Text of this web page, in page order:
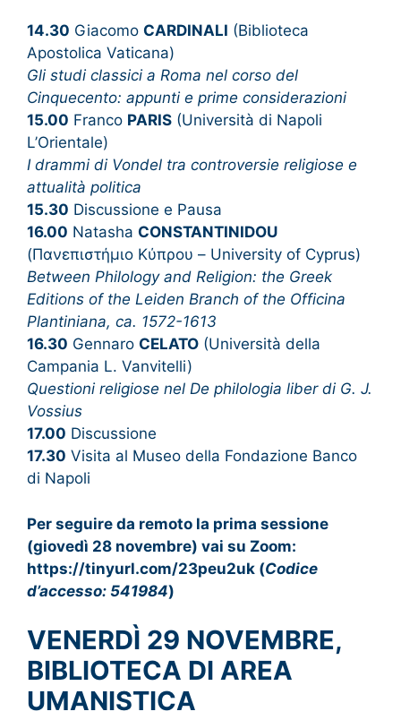
14.30 Giacomo CARDINALI (Biblioteca
Apostolica Vaticana)
Gli studi classici a Roma nel corso del
Cinquecento: appunti e prime considerazioni
15.00 Franco PARIS (Università di Napoli
L’Orientale)
I drammi di Vondel tra controversie religiose e
attualità politica
15.30 Discussione e Pausa
16.00 Natasha CONSTANTINIDOU
(Πανεπιστήμιο Κύπρου – University of Cyprus)
Between Philology and Religion: the Greek
Editions of the Leiden Branch of the Officina
Plantiniana, ca. 1572-1613
16.30 Gennaro CELATO (Università della
Campania L. Vanvitelli)
Questioni religiose nel De philologia liber di G. J.
Vossius
17.00 Discussione
17.30 Visita al Museo della Fondazione Banco
di Napoli
Per seguire da remoto la prima sessione
(giovedì 28 novembre) vai su Zoom:
https://tinyurl.com/23peu2uk (Codice
d’accesso: 541984)
VENERDÌ 29 NOVEMBRE,
BIBLIOTECA DI AREA
UMANISTICA